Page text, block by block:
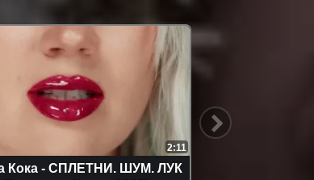
2:11
Кока - СПЛЕТНИ. ШУМ. ЛУК